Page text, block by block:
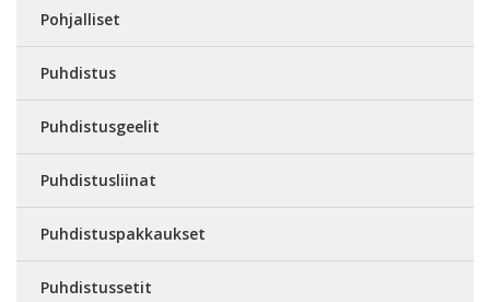
Pohjalliset
Puhdistus
Puhdistusgeelit
Puhdistusliinat
Puhdistuspakkaukset
Puhdistussetit